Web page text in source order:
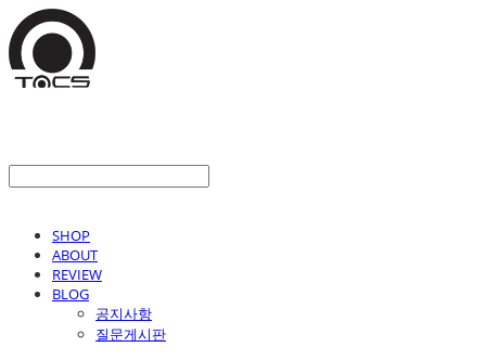
SHOP
ABOUT
REVIEW
BLOG
공지사항
질문게시판